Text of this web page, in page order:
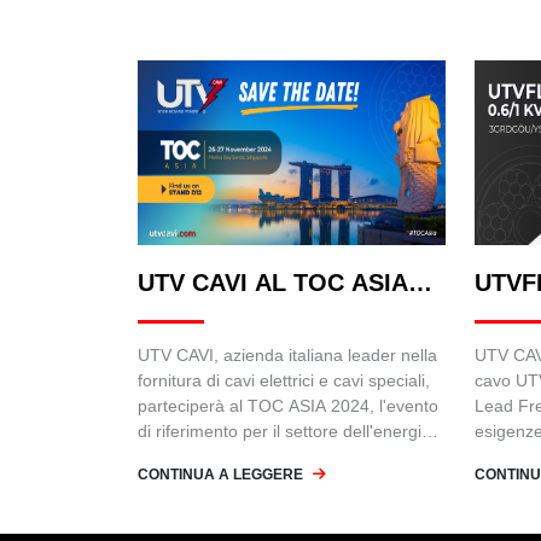
UTV CAVI AL TOC ASIA
2024
UTV CAVI, azienda italiana leader nella
fornitura di cavi elettrici e cavi speciali,
parteciperà al TOC ASIA 2024, l'evento
di riferimento per il settore dell'energia e
CONTINUA A LEGGERE
UTV
cavo
Lead